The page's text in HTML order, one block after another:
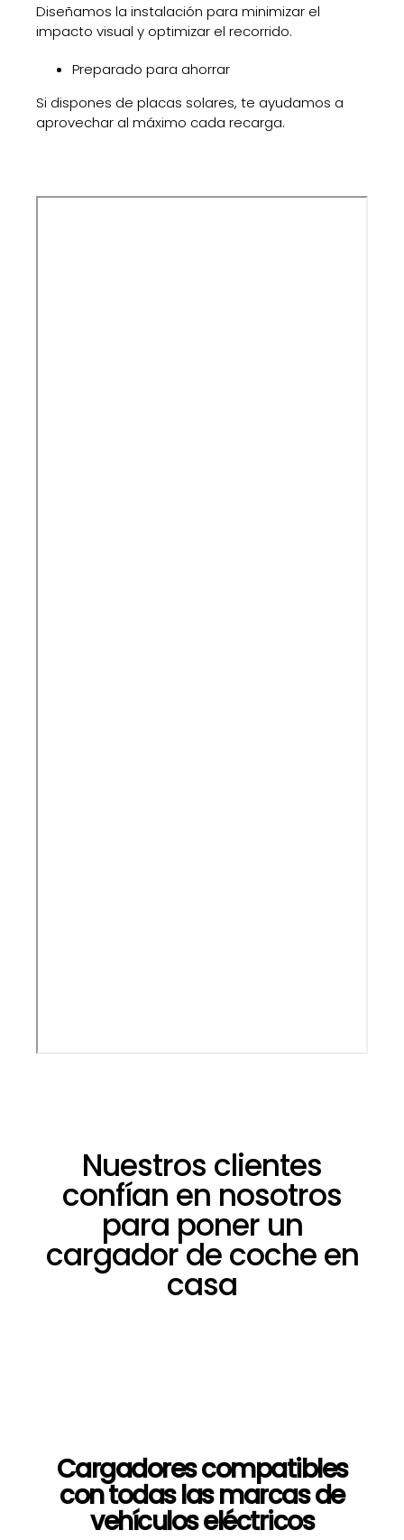
Diseñamos la instalación para minimizar el
impacto visual y optimizar el recorrido.
Preparado para ahorrar
Si dispones de placas solares, te ayudamos a
aprovechar al máximo cada recarga.
Nuestros clientes
confían en nosotros
para poner un
cargador de coche en
casa
Cargadores compatibles
con todas las marcas de
vehículos eléctricos